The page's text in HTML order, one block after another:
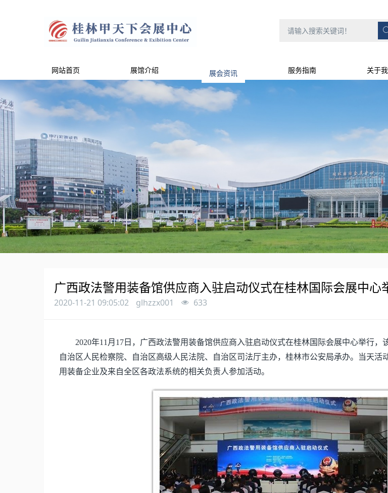
网站首页 展馆介绍 展会资讯 服务指南 关于
广西政法警用装备馆供应商入驻启动仪式在桂林国际会展中心
2020-11-21 09:05:02 glhzzx001 633
2020年11月17日，广西政法警用装备馆供应商入驻启动仪式在桂林国际会展中心举行，
自治区人民检察院、自治区高级人民法院、自治区司法厅主办，桂林市公安局承办。当天活
用装备企业及来自全区各政法系统的相关负责人参加活动。